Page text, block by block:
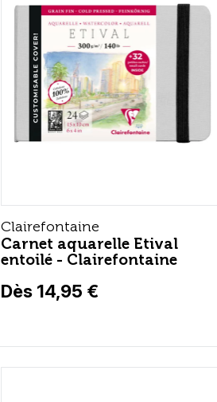
Clairefontaine
Carnet aquarelle Etival
entoilé - Clairefontaine
Dès 14,95 €